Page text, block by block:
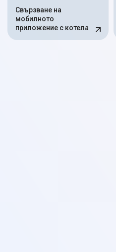
Свързване на
мобилното
приложение с котела